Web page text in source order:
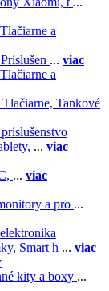
a
Príslušen ... viac
Tlačiarne a
Tlačiarne, Tankové
... viac
... viac
a pro ...
Smart h ... viac
kity a boxy ...